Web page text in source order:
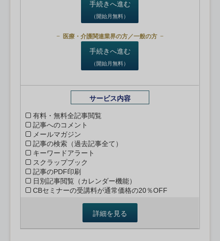
手続きへ進む
（開始月無料）
医療・介護関連業界の方／一般の方
手続きへ進む
（開始月無料）
サービス内容
有料・無料全記事閲覧
記事へのコメント
メールマガジン
記事の検索（過去記事全て）
キーワードアラート
スクラップブック
記事のPDF印刷
日別記事閲覧（カレンダー機能）
CBセミナーの受講料が通常価格の20％OFF
詳細を見る